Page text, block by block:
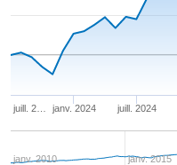
juill. 2… janv. 2024 juill. 2024
janv. 2010 janv. 2015